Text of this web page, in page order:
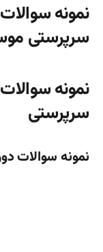
نمونه
سرپرستی
نمونه
سرپرستی
نمونه سوالات